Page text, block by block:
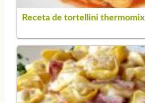
Receta de tortellini thermomix